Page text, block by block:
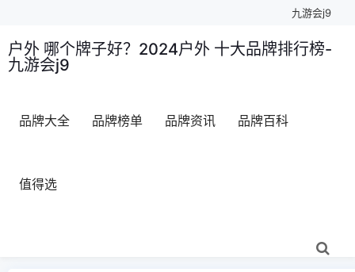
九游会j9
户外 哪个牌子好？2024户外 十大品牌排行榜-
九游会j9
品牌大全 品牌榜单 品牌资讯 品牌百科
值得选